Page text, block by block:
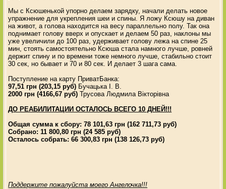
Мы с Ксюшенькой упорно делаем зарядку, начали делать новое
упражнение для укрепления шеи и спины. Я ложу Ксюшу на диван
на живот, а голова находится на весу параллельно полу. Так она
поднимает голову вверх и опускает и делаем 50 раз, наклоны мы
уже увеличили до 100 раз, удерживает голову лежа на спине 25
мин, стоять самостоятельно Ксюша стала намного лучше, ровней
держит спину и по времени тоже немного лучше, стабильно стоит
30 сек, но бывает и 70 и 80 сек. И делает 3 шага сама.
Поступление на карту ПриватБанка:
97,51 грн (203,15 руб) Бучацька І. В.
2000 грн (4166,67 руб) Трусова Людмила Вікторівна
ДО РЕАБИЛИТАЦИИ ОСТАЛОСЬ ВСЕГО 10 ДНЕЙ!!!
Общая сумма к сбору: 78 101,63 грн (162 711,73 руб)
Собрано: 11 800,80 грн (24 585 руб)
Осталось собрать: 66 300,83 грн (138 126,73 руб)
Поддержите пожалуйста моего Ангелочка!!!